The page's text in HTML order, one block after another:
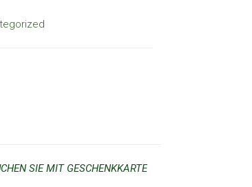
SIE MIT GESCHENKKARTE